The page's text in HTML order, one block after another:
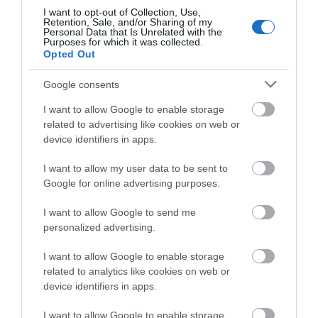
I want to opt-out of Collection, Use,
Retention, Sale, and/or Sharing of my
Personal Data that Is Unrelated with the
Purposes for which it was collected.
Opted Out
Google consents
I want to allow Google to enable storage
related to advertising like cookies on web or
device identifiers in apps.
I want to allow my user data to be sent to
Google for online advertising purposes.
I want to allow Google to send me
personalized advertising.
I want to allow Google to enable storage
related to analytics like cookies on web or
device identifiers in apps.
I want to allow Google to enable storage
07.08.2026 | 15:15
Κωνσταντοπούλου από τη
Βοιωτία: Αυτό που συμβαίνει δεν
είναι ατύχημα, είναι έγκλημα
Μεγάλη προσοχή δρόμος έχει
γεμίσει με λάδια στην Εύβοια
Σεπτεμβρίου 2026
07.08.2026 | 14:30
Θλίψη στην Εύβοια: Γυναίκα
έχασε την ζωή της
Όλες οι τελευταίες ειδήσεις
ΠΕΡΙΣΣΟΤΕΡΑ ΑΠΟ ΕΙΔΗΣΕΙΣ ΕΥΒΟΙΑ
Διακοπές στην
Κάρυστο: Το Χωνί είναι
ο προορισμός για
γεύσεις
Εικόνες ντροπής από
ασυνείδητους στην
βρουν